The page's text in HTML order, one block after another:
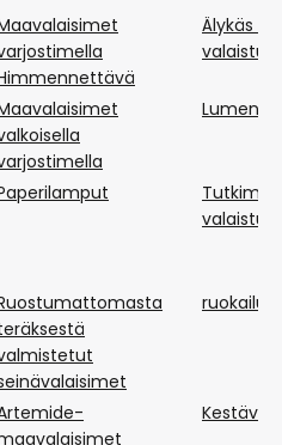
Älykäs
valaistus
Lumen
valaistus